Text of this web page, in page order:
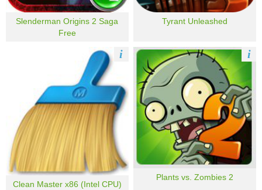
Slenderman Origins 2 Saga
Free
Tyrant Unleashed
Clean Master x86 (Intel CPU)
i
Plants vs. Zombies 2
i